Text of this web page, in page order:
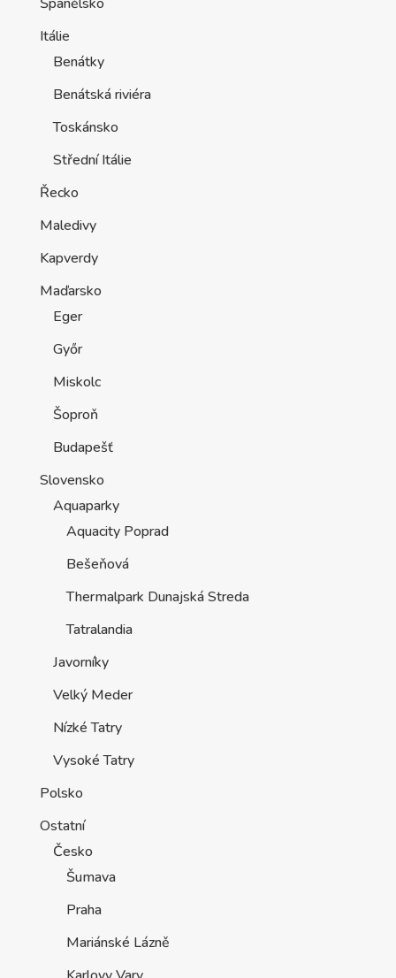
Itálie
Benátky
Benátská riviéra
Toskánsko
Střední Itálie
Řecko
Maledivy
Kapverdy
Maďarsko
Eger
Győr
Miskolc
Šoproň
Budapešť
Slovensko
Aquaparky
Aquacity Poprad
Bešeňová
Thermalpark Dunajská Streda
Tatralandia
Javorníky
Velký Meder
Nízké Tatry
Vysoké Tatry
Polsko
Ostatní
Česko
Šumava
Praha
Mariánské Lázně